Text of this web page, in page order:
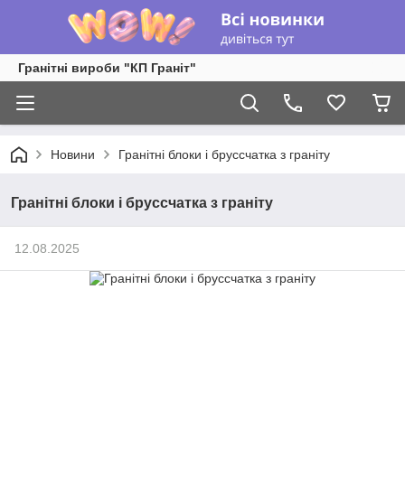
Гранітні вироби "КП Граніт"
Новини Гранітні блоки і бруссчатка з граніту
Гранітні блоки і бруссчатка з граніту
12.08.2025